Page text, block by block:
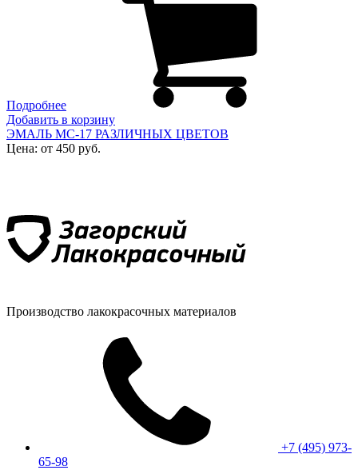
Подробнее
Добавить в корзину
ЭМАЛЬ МС-17 РАЗЛИЧНЫХ ЦВЕТОВ
Цена: от 450 руб.
Производство лакокрасочных материалов
+7 (495) 973-
65-98